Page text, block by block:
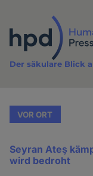
Inhalt
Der säkulare Blick
VOR ORT
Seyran Ateş
wird bedroht